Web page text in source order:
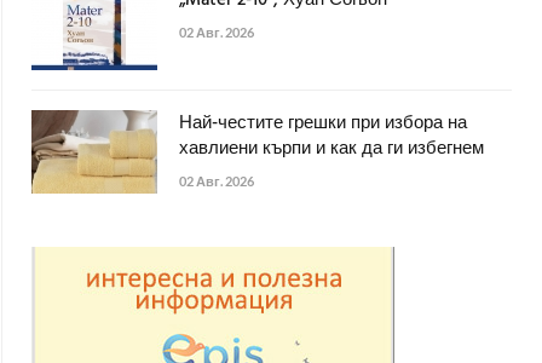
02 Авг. 2026
Най-честите грешки при избора на
хавлиени кърпи и как да ги избегнем
02 Авг. 2026